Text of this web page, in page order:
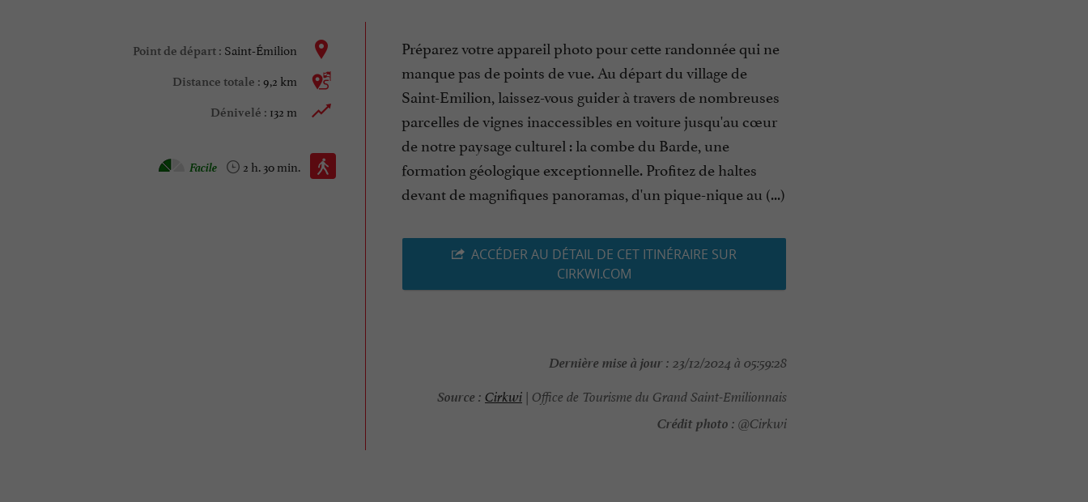
Point de départ : Saint-Émilion
Distance totale : 9,2 km
Dénivelé : 132 m
Marche à pied :
2 h. 30 min.
Facile
Préparez votre appareil photo pour cette randonnée qui ne
manque pas de points de vue. Au départ du village de
Saint-Emilion, laissez-vous guider à travers de nombreuses
parcelles de vignes inaccessibles en voiture jusqu'au cœur
de notre paysage culturel : la combe du Barde, une
formation géologique exceptionnelle. Profitez de haltes
devant de magnifiques panoramas, d'un pique-nique au (...)
ACCÉDER AU DÉTAIL DE CET ITINÉRAIRE SUR
CIRKWI.COM
Dernière mise à jour : 23/12/2024 à 05:59:28
Source : Cirkwi| Office de Tourisme du Grand Saint-Emilionnais
Crédit photo : @Cirkwi